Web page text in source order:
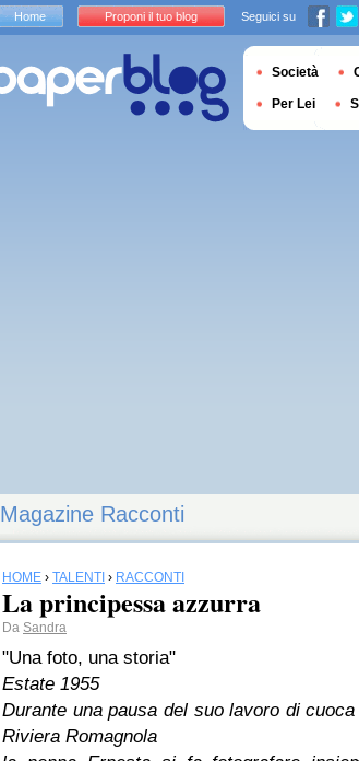
Magazine Racconti
HOME › TALENTI › RACCONTI
La principessa azzurra
Da Sandra
"Una foto, una storia"
Estate 1955
Durante una pausa del suo lavoro di
Riviera Romagnola
Home Proponi il tuo blog Seguici su
Società
Per Lei